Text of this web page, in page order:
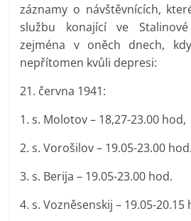
záznamy o návštěvnících,
službu konající ve
zejména v oněch dnech,
nepřítomen kvůli depresi:
21. června 1941:
1. s. Molotov – 18,27-23.00 hod,
2. s. Vorošilov – 19.05-23.00 hod.
3. s. Berija – 19.05-23.00 hod.
4. s. Vozněsenskij – 19.05-20.15